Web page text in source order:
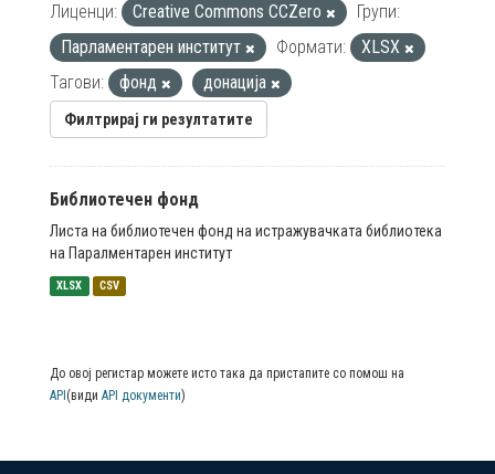
Лиценци: Creative Commons CCZero
Групи:
Парламентарен институт
Формати:
XLSX
Тагови:
фонд донација
Филтрирај ги резултатите
Библиотечен фонд
Листа на библиотечен фонд на истражувачката библиотека
на Паралментарен институт
XLSX CSV
До овој регистар можете исто така да пристапите со помош на
API (види API документи)